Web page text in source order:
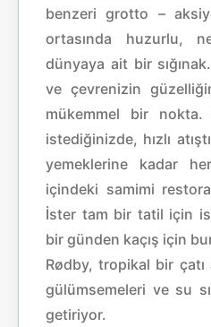
benzeri grotto –
ortasında huzurlu,
dünyaya ait bir
ve çevrenizin
mükemmel bir nokta.
istediğinizde, hızlı
yemeklerine kadar
içindeki samimi
İster tam bir tatil için
bir günden kaçış için
Rødby, tropikal bir çatı
gülümsemeleri ve su
getiriyor.